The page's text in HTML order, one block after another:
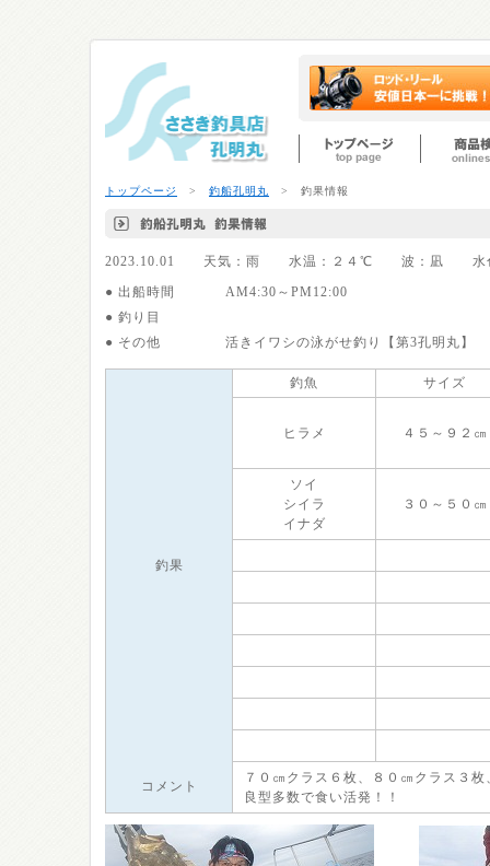
トップページ > 釣船孔明丸 > 釣果情報
2023.10.01 天気：雨 水温：２４℃ 波：凪 水
● 出船時間
AM4:30～PM12:00
● 釣り目
● その他
活きイワシの泳がせ釣り【第3孔明丸】
釣果
釣魚 サイズ
ヒラメ ４５～９２㎝
ソイ
シイラ
イナダ
３０～５０㎝
コメント
７０㎝クラス６枚、８０㎝クラス３
良型多数で食い活発！！